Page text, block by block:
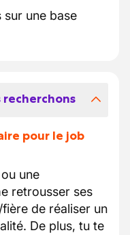
sur une base
recherchons
pour le job
une
retrousser ses
de réaliser un
De plus, tu te